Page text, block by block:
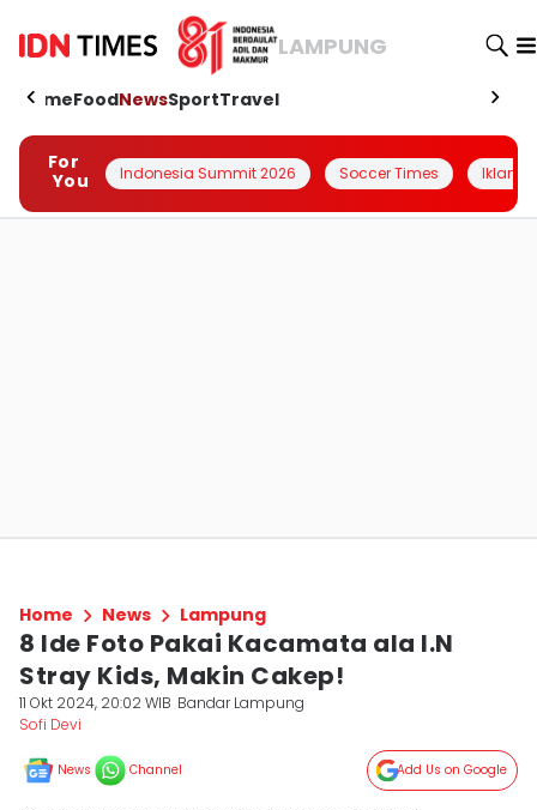
LAMPUNG
HomeFoodNewsSportTravel
For
You
Indonesia Summit 2026 Soccer Times Iklanin
Home News Lampung
8 Ide Foto Pakai Kacamata ala I.N
Stray Kids, Makin Cakep!
11 Okt 2024, 20:02 WIB Bandar Lampung
Sofi Devi
News Channel Add Us on Google